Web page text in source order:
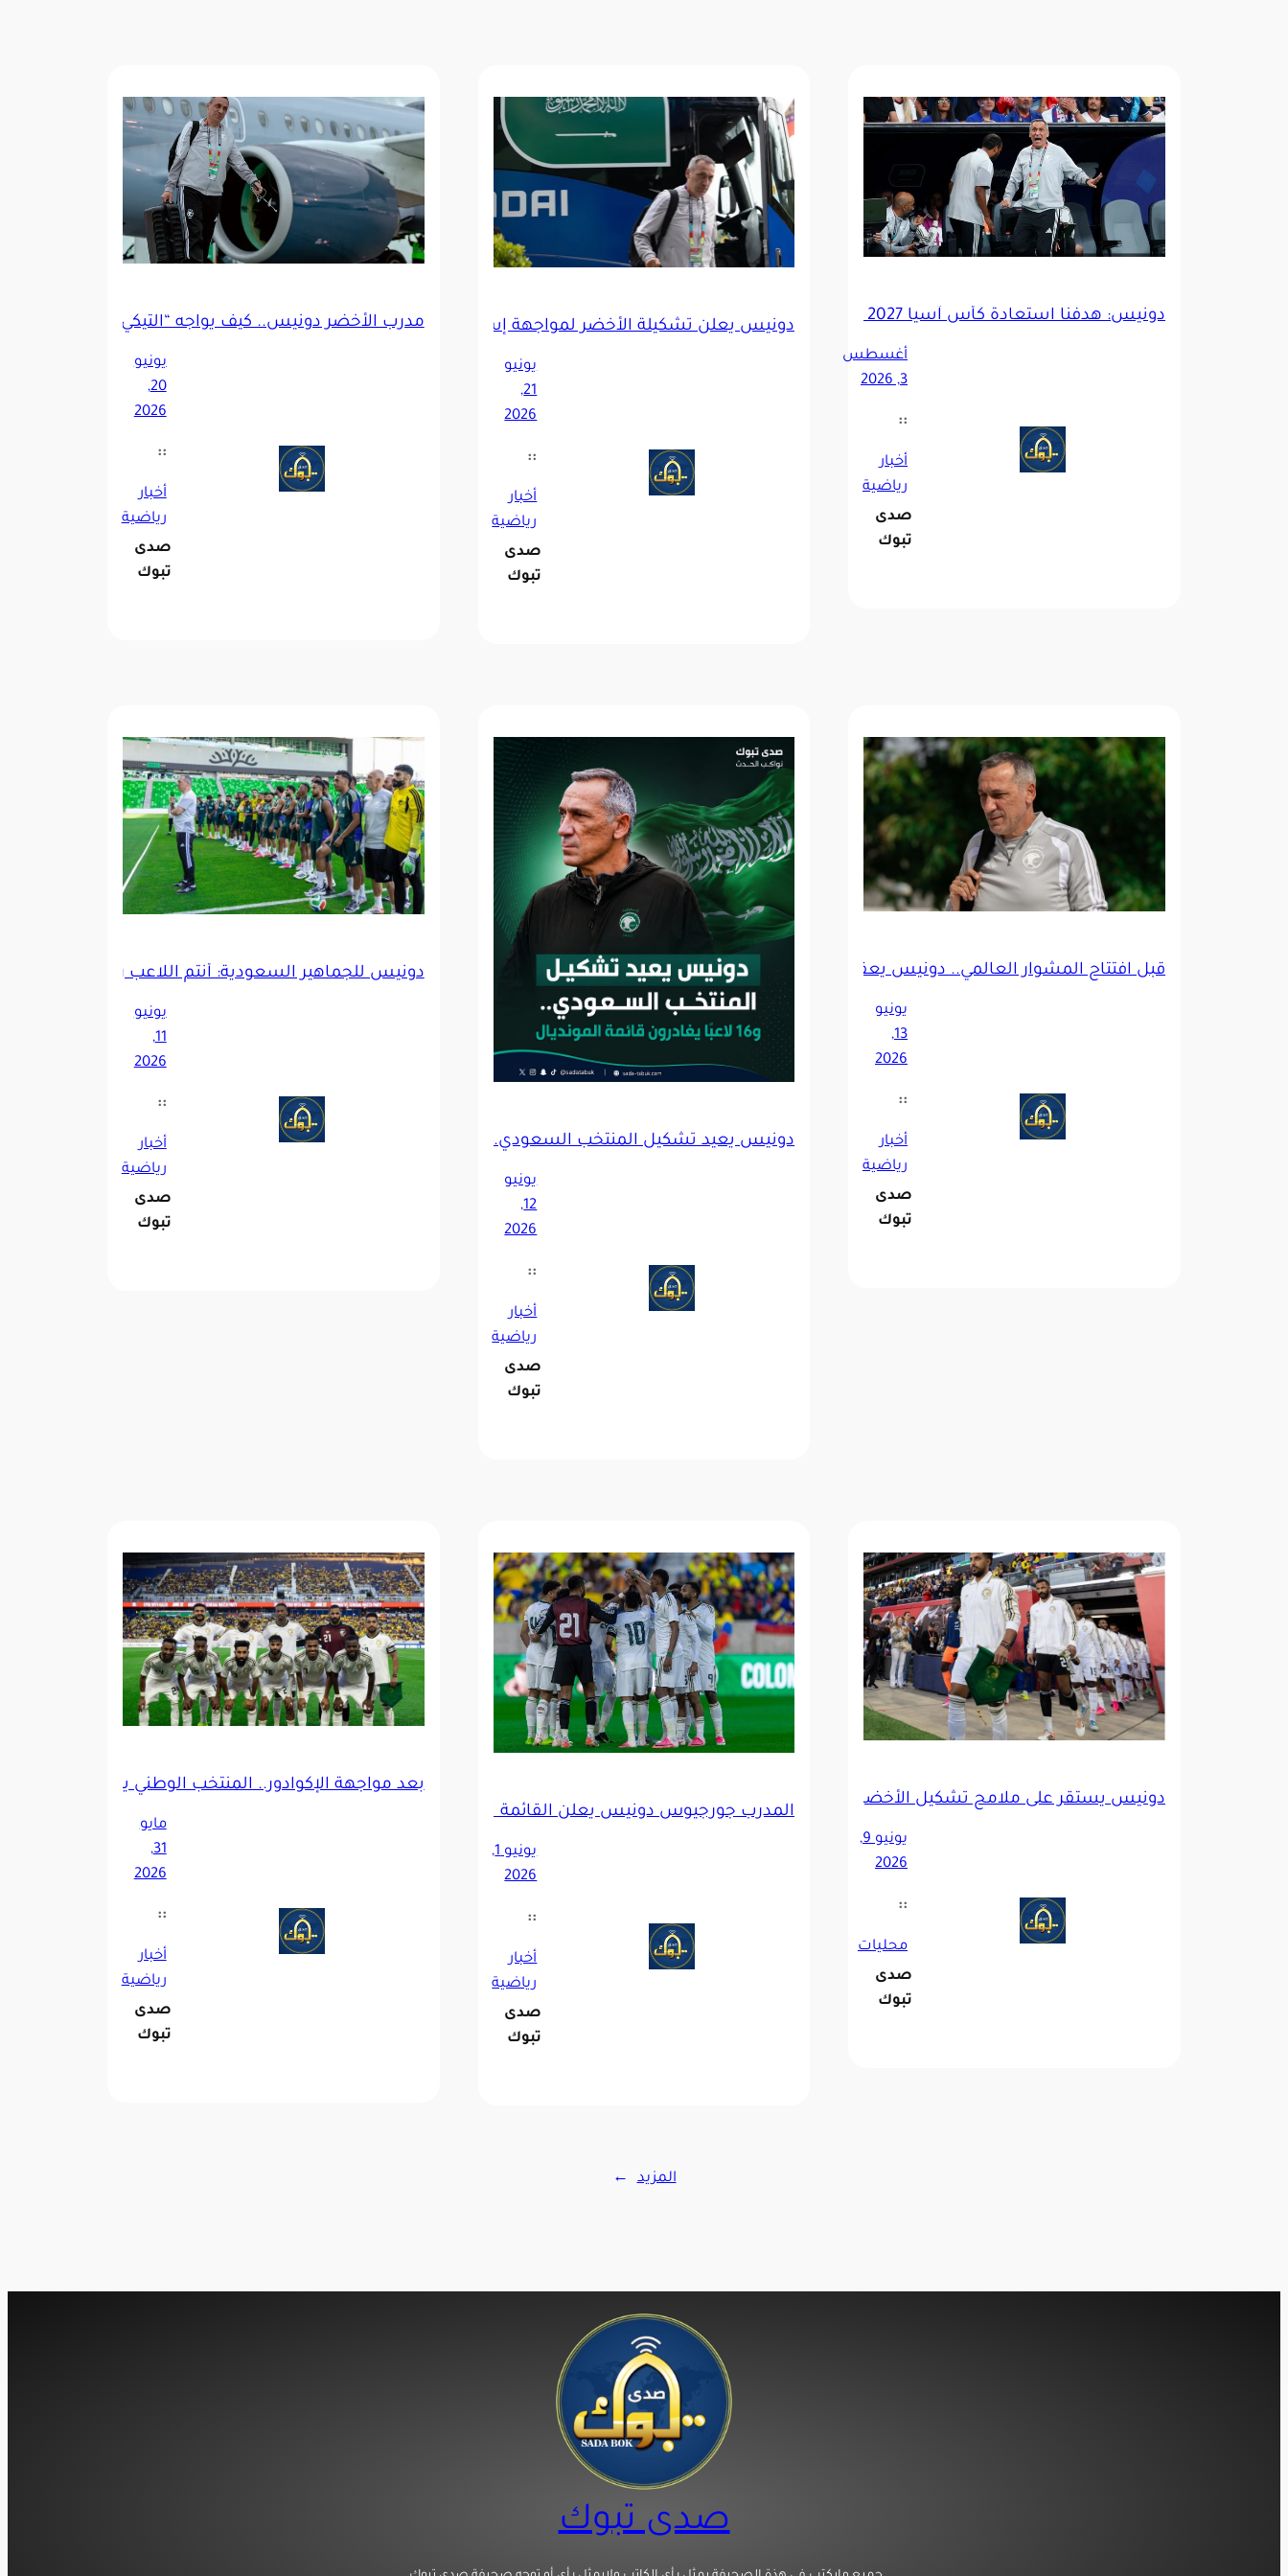
دونيس: هدفنا استعادة كأس آسيا 2027 وإسعاد الجماهير السعودية
أغسطس
3, 2026
::
أخبار
رياضية
صدى
تبوك
دونيس يعلن تشكيلة الأخضر لمواجهة إسبانيا بخطة دفاعية في كأس العالم 2026
يونيو
21,
2026
::
أخبار
رياضية
صدى
تبوك
مدرب الأخضر دونيس.. كيف يواجه “التيكي تاكا الحديثة”؟
يونيو
20,
2026
::
أخبار
رياضية
صدى
تبوك
قبل افتتاح المشوار العالمي.. دونيس يعقد مؤتمراً صحفياً للحديث عن مواجهة الأوروغواي
يونيو
13,
2026
::
أخبار
رياضية
صدى
تبوك
دونيس يعيد تشكيل المنتخب السعودي.. و16 لاعبًا يغادرون قائمة المونديال
يونيو
12,
2026
::
أخبار
رياضية
صدى
تبوك
دونيس للجماهير السعودية: أنتم اللاعب رقم 1.. ودعمكم سلاح الأخضر في مونديال 2026
يونيو
11,
2026
::
أخبار
رياضية
صدى
تبوك
دونيس يستقر على ملامح تشكيل الأخضر أمام السنغال
يونيو 9,
2026
::
محليات
صدى
تبوك
المدرب جورجيوس دونيس يعلن القائمة النهائية للأخضر في كأس العالم
يونيو 1,
2026
::
أخبار
رياضية
صدى
تبوك
بعد مواجهة الإكوادور.. المنتخب الوطني يبدأ العد
مايو
31,
2026
::
أخبار
رياضية
صدى
تبوك
المزيد →
صدى تبوك